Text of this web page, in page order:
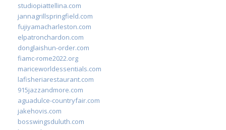
studiopiattellina.com
jannagrillspringfield.com
fujiyamacharleston.com
elpatronchardon.com
donglaishun-order.com
fiamc-rome2022.org
mariceworldessentials.com
lafisheriarestaurant.com
915jazzandmore.com
aguadulce-countryfair.com
jakehovis.com
bosswingsduluth.com